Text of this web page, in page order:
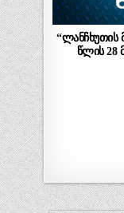
“ლანჩხუთის
წლის 28